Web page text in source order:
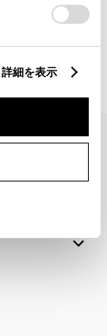
詳細を表示